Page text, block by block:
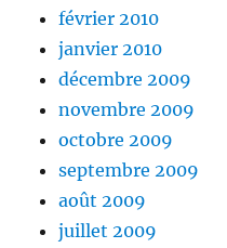
février 2010
janvier 2010
décembre 2009
novembre 2009
octobre 2009
septembre 2009
août 2009
juillet 2009